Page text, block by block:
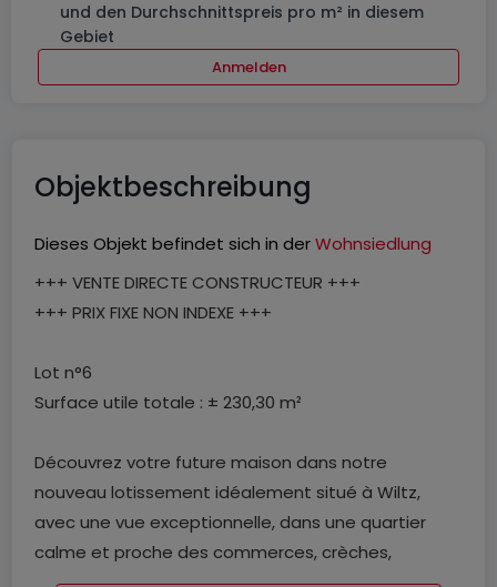
und den Durchschnittspreis pro m² in diesem
Gebiet
Anmelden
Objektbeschreibung
Dieses Objekt befindet sich in derWohnsiedlung
+++ VENTE DIRECTE CONSTRUCTEUR +++
+++ PRIX FIXE NON INDEXE +++
Lot n°6
Surface utile totale : ± 230,30 m²
Découvrez votre future maison dans notre
nouveau lotissement idéalement situé à Wiltz,
avec une vue exceptionnelle, dans une quartier
calme et proche des commerces, crèches,
complexe sportif, pharmacie, restaurants,